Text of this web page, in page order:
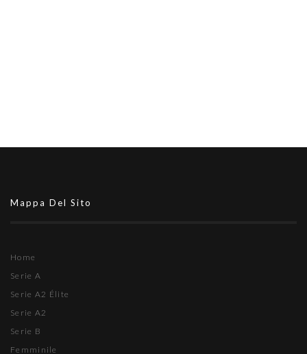
Mappa Del Sito
Home
Serie A
Serie A2 Élite
Serie A2
Serie B
Femminile